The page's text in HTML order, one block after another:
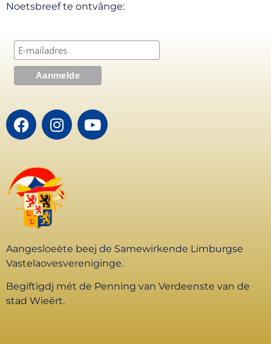
Noetsbreef te ontvânge:
Aangesloeëte beej de Samewirkende Limburgse
Vastelaovesvereniginge.
Begiftigdj mét de Penning van Verdeenste van de
stad Wieërt.